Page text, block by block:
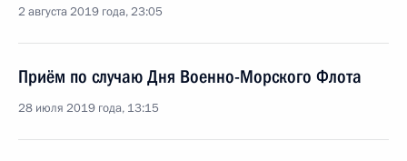
2 августа 2019 года, 23:05
Приём по случаю Дня Военно-Морского Флота
28 июля 2019 года, 13:15